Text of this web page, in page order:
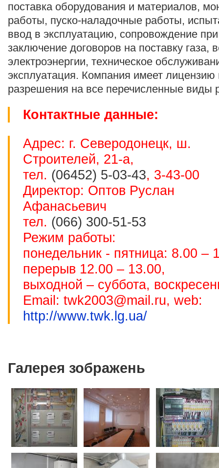
поставка оборудования и материалов,
работы, пуско-наладочные работы,
ввод в эксплуатацию, сопровождение при
заключение договоров на поставку газа,
электроэнергии, техническое
эксплуатация. Компания имеет лицензию
разрешения на все перечисленные виды
Контактные данные:
Адрес: г. Северодонецк, ш.
Строителей, 21-а,
тел. (06452) 5-03-43, 3-43-00
Директор: Оптов Руслан
Афанасьевич
тел. (066) 300-51-53
Режим работы:
понедельник - пятница: 8.00 –
перерыв 12.00 – 13.00,
выходной – суббота,
Email: twk2003@mail.ru, web:
http://www.twk.lg.ua/
Галерея зображень